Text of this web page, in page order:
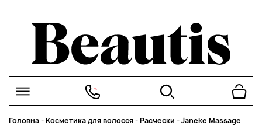
Головна-Косметика для волосся-Расчески -Janeke Massage